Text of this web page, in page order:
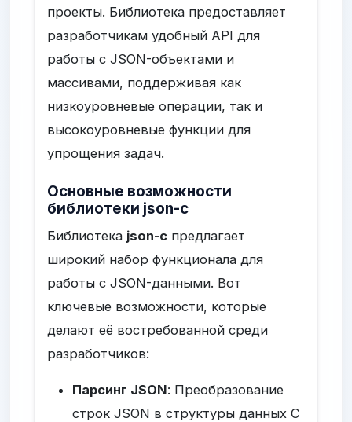
проекты. Библиотека предоставляет
разработчикам удобный API для
работы с JSON-объектами и
массивами, поддерживая как
низкоуровневые операции, так и
высокоуровневые функции для
упрощения задач.
Основные возможности
библиотеки json-c
Библиотека json-c предлагает
широкий набор функционала для
работы с JSON-данными. Вот
ключевые возможности, которые
делают её востребованной среди
разработчиков:
Парсинг JSON: Преобразование
строк JSON в структуры данных C